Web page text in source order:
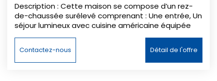
Description : Cette maison se compose d’un rez-
de-chaussée surélevé comprenant : Une entrée, Un
séjour lumineux avec cuisine américaine équipée
chambres, Une salle d'eau, WC indépendant. Elle
est équipée de double vitrage et bénéficie d’un
chauffage central au gaz. Au rez-de-chaussée,
Contactez-nous Détail de l'offre